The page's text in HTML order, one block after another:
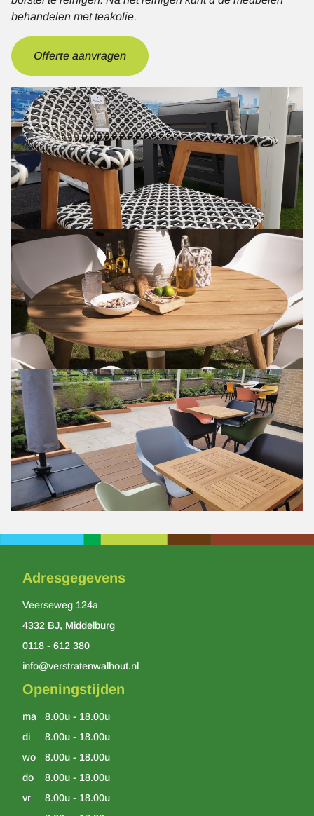
behandelen met teakolie.
Offerte aanvragen
Adresgegevens
Veerseweg 124a
4332 BJ, Middelburg
0118 - 612 380
info@verstratenwalhout.nl
Openingstijden
ma
8.00u - 18.00u
di
8.00u - 18.00u
wo
8.00u - 18.00u
do
8.00u - 18.00u
vr
8.00u - 18.00u